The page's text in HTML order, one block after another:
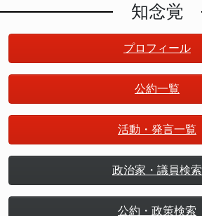
知念覚
プロフィール
公約一覧
活動・発言一覧
政治家・議員検索
公約・政策検索